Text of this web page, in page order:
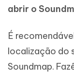
abrir o
É
localização do
Soundmap.